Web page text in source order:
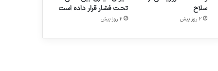
سلاح
2 روز پیش
تحت فشار قرار داده است
2 روز پیش